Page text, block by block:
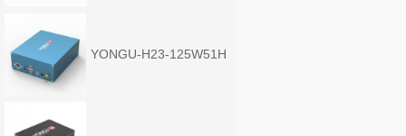
YONGU-H23-125W51H